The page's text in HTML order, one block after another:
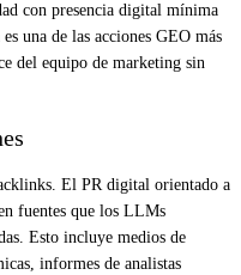
con presencia digital mínima
una de las acciones GEO más
del equipo de marketing sin
El PR digital orientado a
fuentes que los LLMs
Esto incluye medios de
informes de analistas